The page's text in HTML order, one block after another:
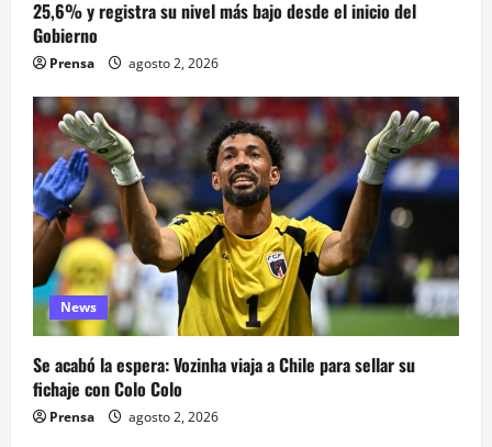
25,6% y registra su nivel más bajo desde el inicio del
Gobierno
Prensa agosto 2, 2026
News
Se acabó la espera: Vozinha viaja a Chile para sellar su
fichaje con Colo Colo
Prensa agosto 2, 2026